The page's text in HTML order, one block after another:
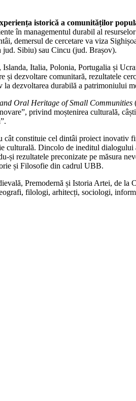
istorică a comunităților
în managementul durabil al
demersul de cercetare va viza
jud. Sibiu) sau Cincu (jud. Brașov).
Italia, Polonia, Portugalia și
dezvoltare comunitară, rezultatele
dezvoltarea durabilă a patrimoniului
Oral Heritage of Small Communities
privind moștenirea culturală,
cât constituie cel dintâi proiect
Dincolo de ineditul
și rezultatele preconizate pe măsura
și Filosofie din cadrul UBB.
Premodernă și Istoria Artei, de
filologi, arhitecți, sociologi,